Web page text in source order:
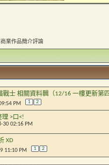
業作品簡介評論
戰士 相關資料輯（12/16 一樓更新第
PM 1 2
>口<!
30 02:16 PM
XD
11:10 PM 1 2